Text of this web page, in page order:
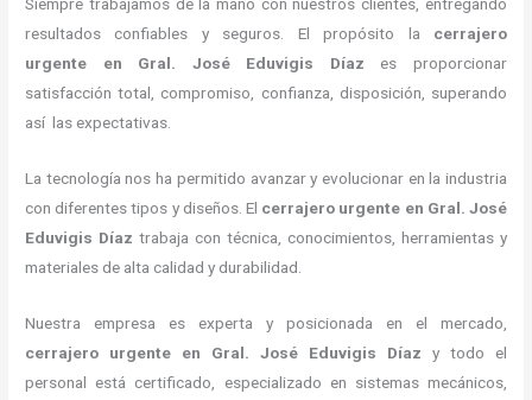
resultados confiables y seguros. El propósito la cerrajero
urgente
en Gral. José Eduvigis Díaz es proporcionar
satisfacción total, compromiso, confianza, disposición, superando
así las expectativas.
La tecnología nos ha permitido avanzar y evolucionar en la industria
con diferentes tipos y diseños. El cerrajero urgente en Gral. José
Eduvigis Díaz trabaja con técnica, conocimientos, herramientas y
materiales de alta calidad y durabilidad.
Nuestra empresa es experta y posicionada en el mercado,
cerrajero urgente en Gral. José Eduvigis Díaz y todo el
personal está certificado, especializado en sistemas mecánicos,